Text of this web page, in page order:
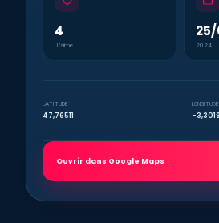
4
J’aime
25/
2024
LATITUDE
47,76511
LONGITUDE
-
Ouvrir dans Google Maps